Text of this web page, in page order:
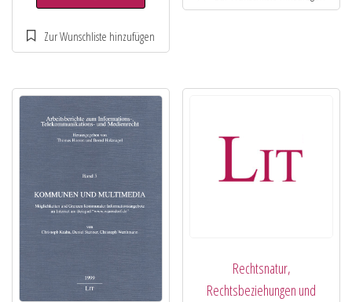
Rechtsnatur,
Rechtsbeziehungen und